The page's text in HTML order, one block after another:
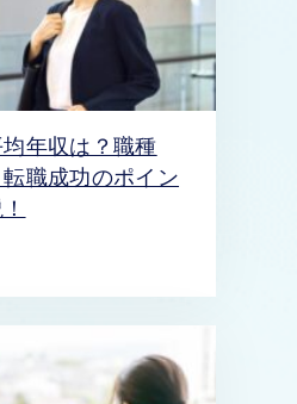
年収は？職種
職成功のポイン